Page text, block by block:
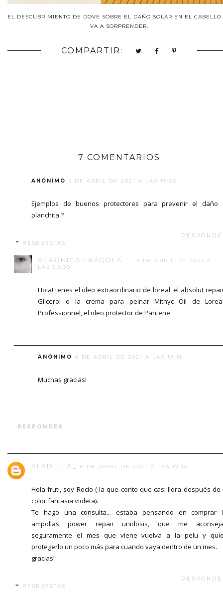
EL DESCUBRIMIENTO DE DOVE SOBRE EL DAÑO SOLAR EN EL CABELLO
VA A SORPRENDER.
COMPARTIR:
7 COMENTARIOS
ANÓNIMO 5 DE ABRIL DE 2021 A LAS 19:58
Ejemplos de buenos protectores para prevenir el daño
planchita ?
RESPUESTAS
VERÓNICA FRÁGOLA
5 DE ABRIL DE 2021 A
LAS 20:09
Hola! tenes el oleo extraordinario de loreal, el absolut
Glicerol o la crema para peinar Mithyc Oil de
Professionnel, el oleo protector de Pantene.
ANÓNIMO 6 DE ABRIL DE 2021 A LAS 19:18
Muchas gracias!
RESPONDER
ALADELTA_ 6 DE ABRIL DE 2021 A LAS 17:10
Hola fruti, soy Rocio ( la que conto que casi llora después de
color fantasia violeta).
Te hago una consulta... estaba pensando en comprar
ampollas power repair unidosis, que me
seguramente el mes que viene vuelva a la pelu y
protegerlo un poco más para cuando vaya dentro de un mes.
gracias!
RESPUESTAS